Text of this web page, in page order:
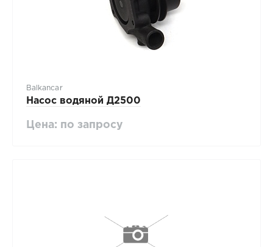
Balkancar
Насос водяной Д2500
Цена: по запросу